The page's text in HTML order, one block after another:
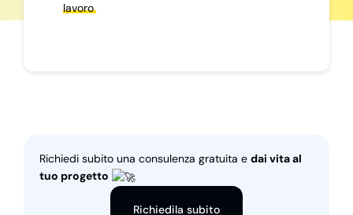
lavoro
Richiedi subito una consulenza gratuita e dai vita al
tuo progetto
Richiedila subito